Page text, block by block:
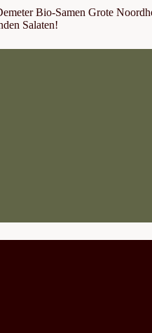
Bio-Samen Grote
Salaten!